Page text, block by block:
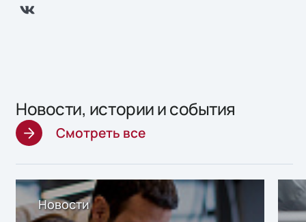
Новости, истории и события
Смотреть все
Новости